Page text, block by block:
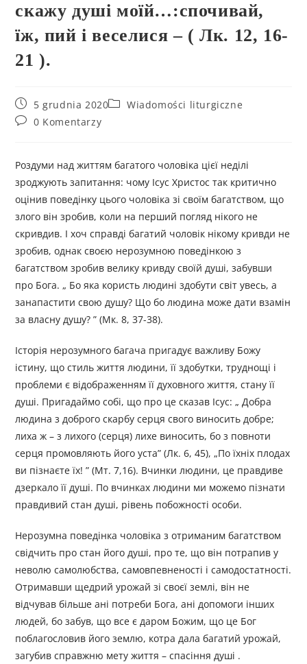
скажу душі моїй…:спочивай,
їж, пий і веселися – ( Лк. 12, 16-
21 ).
5 grudnia 2020
Wiadomości liturgiczne
0 Komentarzy
Роздуми над життям багатого чоловіка цієї неділі
зроджують запитання: чому Ісус Христос так критично
оцінив поведінку цього чоловіка зі своїм багатством, що
злого він зробив, коли на перший погляд нікого не
скривдив. І хоч справді багатий чоловік нікому кривди не
зробив, однак своєю нерозумною поведінкою з
багатством зробив велику кривду своїй душі, забувши
про Бога. „ Бо яка користь людині здобути світ увесь, а
занапастити свою душу? Що бо людина може дати взамін
за власну душу? ” (Мк. 8, 37-38).
Історія нерозумного багача пригадує важливу Божу
істину, що стиль життя людини, її здобутки, труднощі і
проблеми є відображенням її духовного життя, стану її
душі. Пригадаймо собі, що про це сказав Ісус: „ Добра
людина з доброго скарбу серця свого виносить добре;
лиха ж – з лихого (серця) лихе виносить, бо з повноти
серця промовляють його уста” (Лк. 6, 45), „По їхніх плодах
ви пізнаєте їх! ” (Мт. 7,16). Вчинки людини, це правдиве
дзеркало її душі. По вчинках людини ми можемо пізнати
правдивий стан душі, рівень побожності особи.
Нерозумна поведінка чоловіка з отриманим багатством
свідчить про стан його душі, про те, що він потрапив у
неволю самолюбства, самовпевненості і самодостатності.
Отримавши щедрий урожай зі своєї землі, він не
відчував більше ані потреби Бога, ані допомоги інших
людей, бо забув, що все є даром Божим, що це Бог
поблагословив його землю, котра дала багатий урожай,
загубив справжню мету життя – спасіння душі .